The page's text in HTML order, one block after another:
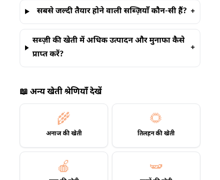
सबसे जल्दी तैयार होने वाली सब्ज़ियाँ कौन-सी हैं? +
सब्ज़ी की खेती में अधिक उत्पादन और मुनाफा कैसे
प्राप्त करें?
+
📖 अन्य खेती श्रेणियाँ देखें
🌾
अनाज की खेती
🌻
तिलहन की खेती
🍎 🫛